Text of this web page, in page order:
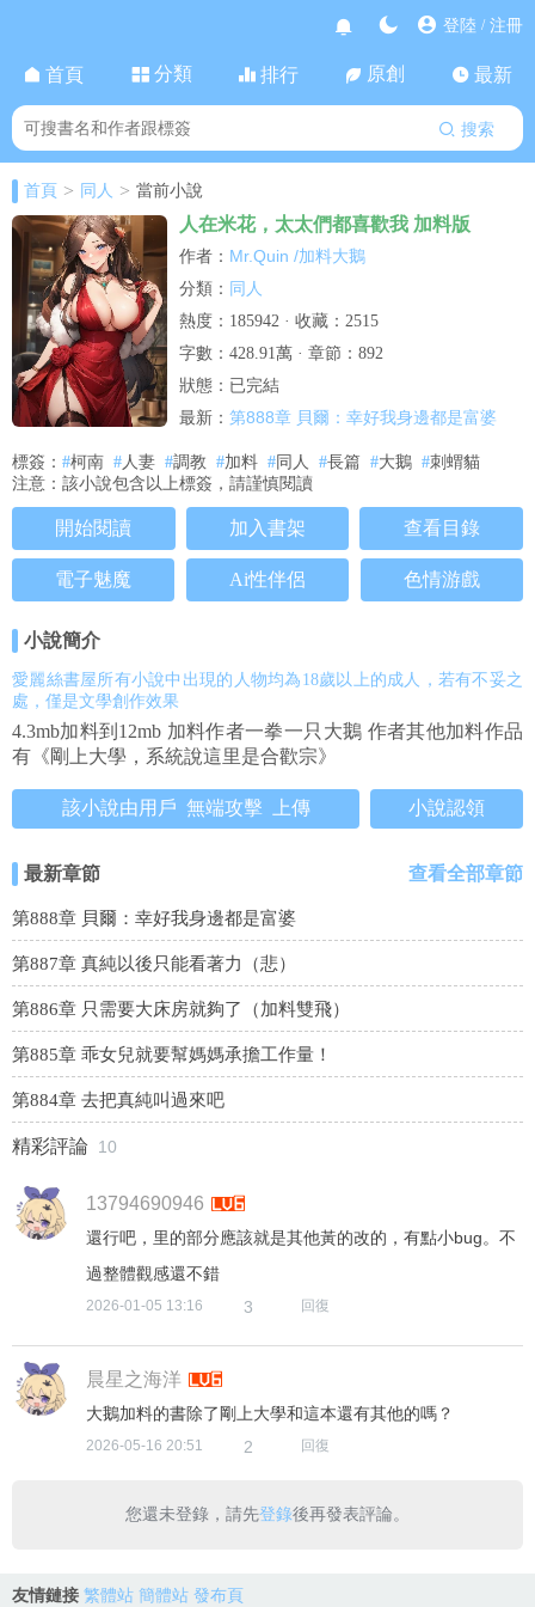
登陸 / 注冊
首頁 分類 排行 原創 最新
搜索
首頁 > 同人 > 當前小說
人在米花，太太們都喜歡我 加料版
作者： Mr.Quin /加料大鵝
分類： 同人
熱度：185942 · 收藏：2515
字數：428.91萬 · 章節：892
狀態：已完結
最新： 第888章 貝爾：幸好我身邊都是富婆
標簽： #柯南 #人妻 #調教 #加料 # 同人 #長篇 #大鵝 #刺蝟貓
注意：該小說包含以上標簽，請謹慎閱讀
開始閱讀 加入書架 查看目錄
電子魅魔 Ai性伴侶 色情游戲
小說簡介
愛麗絲書屋所有小說中出現的人物均為18歲以上的成人，若有不妥之
處，僅是文學創作效果
4.3mb加料到12mb 加料作者一拳一只大鵝 作者其他加料作品
有《剛上大學，系統說這里是合歡宗》
該小說由用戶 無端攻擊 上傳 小說認領
最新章節 查看全部章節
第888章 貝爾：幸好我身邊都是富婆
第887章 真純以後只能看著力（悲）
第886章 只需要大床房就夠了（加料雙飛）
第885章 乖女兒就要幫媽媽承擔工作量！
第884章 去把真純叫過來吧
您還未登錄，請先登錄後再發表評論。
友情鏈接 繁體站 簡體站 發布頁